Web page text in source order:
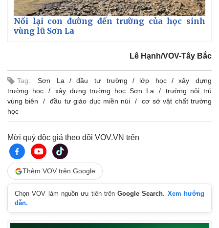
Nối lại con đường đến trường của học sinh
vùng lũ Sơn La
Lê Hạnh/VOV-Tây Bắc
Tag: Sơn La đầu tư trường lớp học
xây dựng
trường học
xây dựng trường học Sơn La
trường nội trú
vùng biên
đầu tư giáo dục miền núi
cơ sở vật chất trường
học
Mời quý độc giả theo dõi VOV.VN trên
Thêm VOV trên Google
Chọn VOV làm nguồn ưu tiên trênGoogle Search. Xem hướng
dẫn.